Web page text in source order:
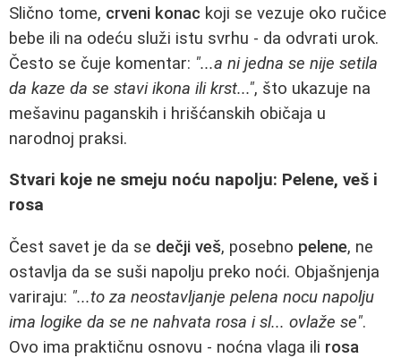
Slično tome, crveni konac koji se vezuje oko ručice
bebe ili na odeću služi istu svrhu - da odvrati urok.
Često se čuje komentar: "...a ni jedna se nije setila
da kaze da se stavi ikona ili krst...", što ukazuje na
mešavinu paganskih i hrišćanskih običaja u
narodnoj praksi.
Stvari koje ne smeju noću napolju: Pelene, veš i
rosa
Čest savet je da se dečji veš, posebno pelene, ne
ostavlja da se suši napolju preko noći. Objašnjenja
variraju: "...to za neostavljanje pelena nocu napolju
ima logike da se ne nahvata rosa i sl... ovlaže se".
Ovo ima praktičnu osnovu - noćna vlaga ili rosa